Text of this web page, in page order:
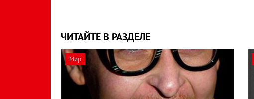
ЧИТАЙТЕ В РАЗДЕЛЕ
Мир